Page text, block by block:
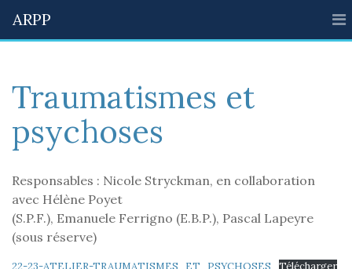
ARPP
Traumatismes et
psychoses
Responsables : Nicole Stryckman, en collaboration
avec Hélène Poyet
(S.P.F.), Emanuele Ferrigno (E.B.P.), Pascal Lapeyre
(sous réserve)
22-23-ATELIER-TRAUMATISMES_ET_PSYCHOSES Télécharger